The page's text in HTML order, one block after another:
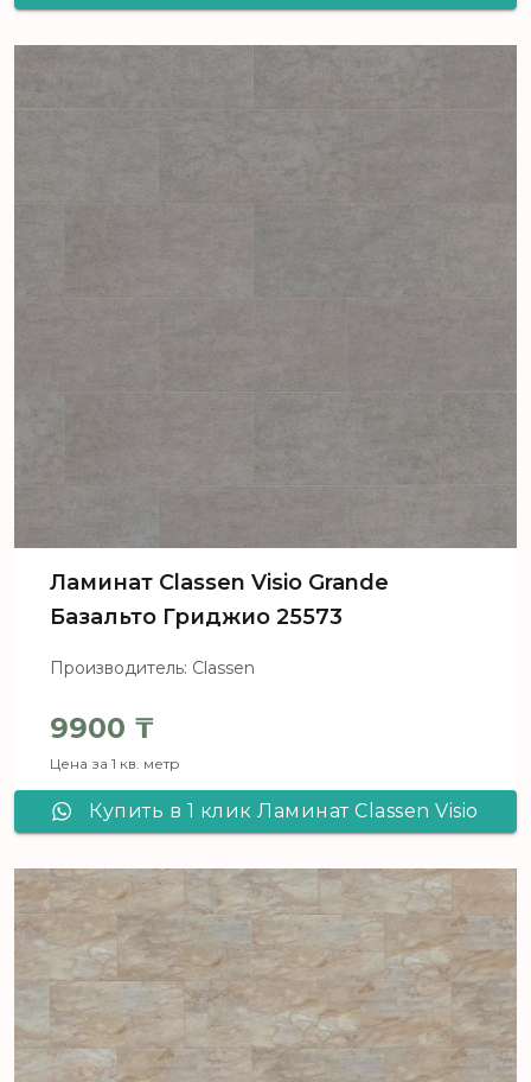
Ламинат Сlassen Visio Grande
Базальто Гриджио 25573
Производитель: Classen
9900 ₸
Цена за 1 кв. метр
Купить в 1 клик Ламинат Сlassen Visio